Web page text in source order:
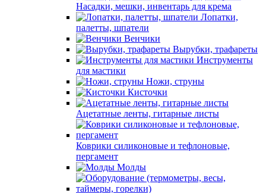
Насадки, мешки, инвентарь для крема
Лопатки,
палетты, шпатели
Венчики
Вырубки, трафареты
Инструменты
для мастики
Ножи, струны
Кисточки
Ацетатные ленты, гитарные листы
Коврики силиконовые и тефлоновые,
пергамент
Молды